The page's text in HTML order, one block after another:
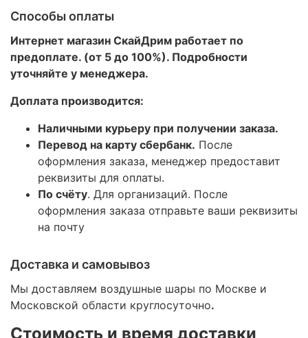
Способы оплаты
Интернет магазин СкайДрим работает по
предоплате. (от 5 до 100%). Подробности
уточняйте у менеджера.
Доплата производится:
Наличными курьеру при получении заказа.
Перевод на карту сбербанк. После
оформления заказа, менеджер предоставит
реквизиты для оплаты.
По счёту. Для организаций. После
оформления заказа отправьте ваши реквизиты
на почту
Доставка и самовывоз
Мы доставляем воздушные шары по Москве и
Московской области круглосуточно.
Стоимость и время доставки